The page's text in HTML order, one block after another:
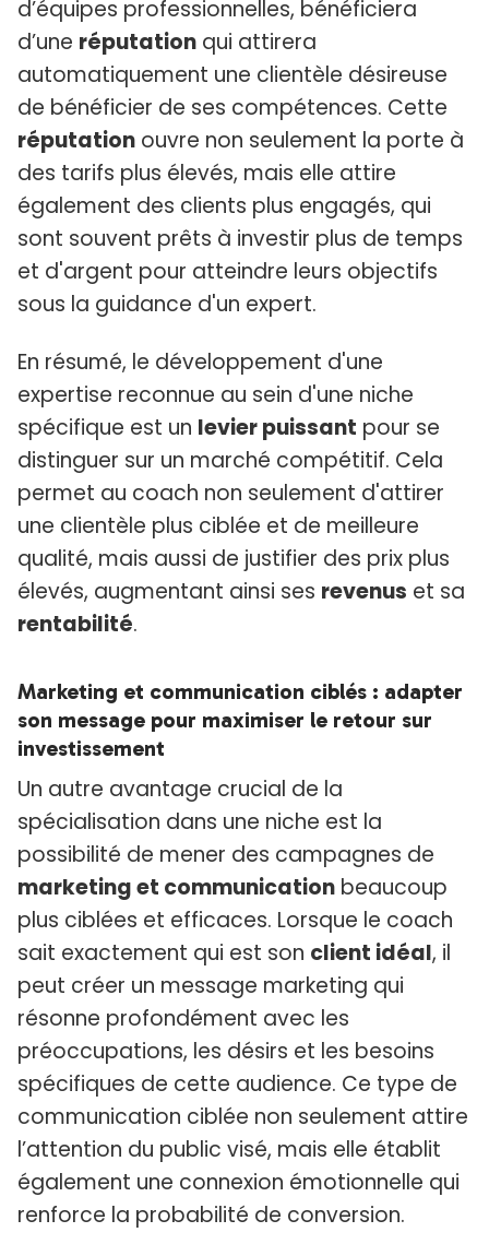
d’équipes professionnelles, bénéficiera
d’une réputation qui attirera
automatiquement une clientèle désireuse
de bénéficier de ses compétences. Cette
réputation ouvre non seulement la porte à
des tarifs plus élevés, mais elle attire
également des clients plus engagés, qui
sont souvent prêts à investir plus de temps
et d'argent pour atteindre leurs objectifs
sous la guidance d'un expert.
En résumé, le développement d'une
expertise reconnue au sein d'une niche
spécifique est un levier puissant pour se
distinguer sur un marché compétitif. Cela
permet au coach non seulement d'attirer
une clientèle plus ciblée et de meilleure
qualité, mais aussi de justifier des prix plus
élevés, augmentant ainsi ses revenus et sa
rentabilité.
Marketing et communication ciblés : adapter
son message pour maximiser le retour sur
investissement
Un autre avantage crucial de la
spécialisation dans une niche est la
possibilité de mener des campagnes de
marketing et communication beaucoup
plus ciblées et efficaces. Lorsque le coach
sait exactement qui est son client idéal, il
peut créer un message marketing qui
résonne profondément avec les
préoccupations, les désirs et les besoins
spécifiques de cette audience. Ce type de
communication ciblée non seulement attire
l’attention du public visé, mais elle établit
également une connexion émotionnelle qui
renforce la probabilité de conversion.